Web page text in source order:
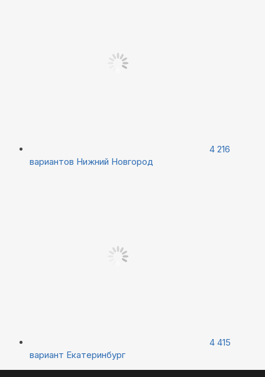
4 216
вариантов Нижний Новгород
4 415
вариант Екатеринбург